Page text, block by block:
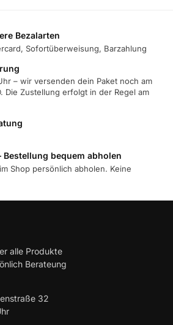
Bezalarten
Sofortüberweisung, Barzahlung
– wir versenden dein Paket noch am
Die Zustellung erfolgt in der Regel am
Bestellung bequem abholen
Shop persönlich abholen. Keine
alle Produkte
Berateung
32